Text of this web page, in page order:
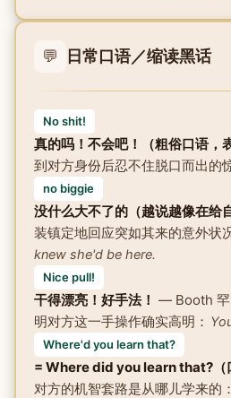
💬 日常口语／缩读黑话
No shit!
真的吗！不会吧！（粗俗口语，
到对方身份后忍不住脱口而出的
no biggie
没什么大不了的（越说越像在给
装镇定地回应突如其来的意外状
knew she'd be here.
Nice pull!
干得漂亮！好手法！ — Booth 罕
明对方这一手操作确实高明：
Where'd you learn that?
= Where did you learn that?（
对方的机智套路是从哪儿学来的：